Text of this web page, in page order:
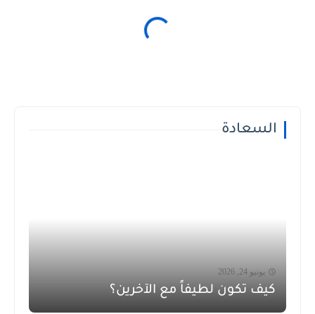
السعادة
يونيو 24, 2026
كيف تكون لطيفاً مع الآخرين؟